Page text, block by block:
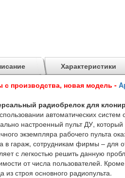
Характеристики
с производства, новая модель -
радиобрелок для
автоматических
настроенный пульт ДУ,
экземпляра рабочего пульта
в гараж, сотрудникам фирмы – для
с легкостью решить данную
от числа пользователей.
из строя основного радиопульта.